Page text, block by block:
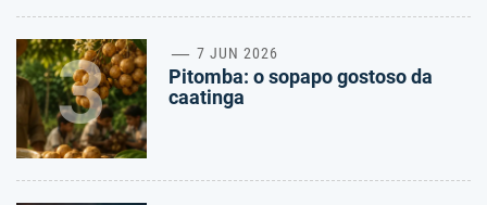
3 7 JUN 2026
Pitomba: o sopapo gostoso da
caatinga